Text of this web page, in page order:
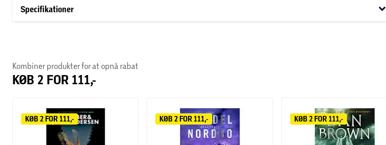
En torn i øjet er første bind i Julie Hastrups serie om efterforskeren Rebekka Holm.
Specifikationer keyboard_arrow_down
Kombiner produkter for at opnå rabat
KØB 2 FOR 111,-
KØB 2 FOR 111,- KØB 2 FOR 111,- KØB 2 FOR 111,-